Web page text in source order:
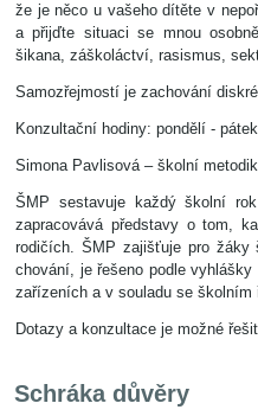
že je něco u vašeho dítěte v
a přijďte situaci se mnou
šikana, záškoláctví, rasismus,
Samozřejmostí je zachování
Konzultační hodiny: pondělí -
Simona Pavlisová – školní
ŠMP sestavuje každý školní
zapracovává představy o tom,
rodičích. ŠMP zajišťuje pro žáky
chování, je řešeno podle
zařízeních a v souladu se školním
Dotazy a konzultace je možné
Schráka důvěry